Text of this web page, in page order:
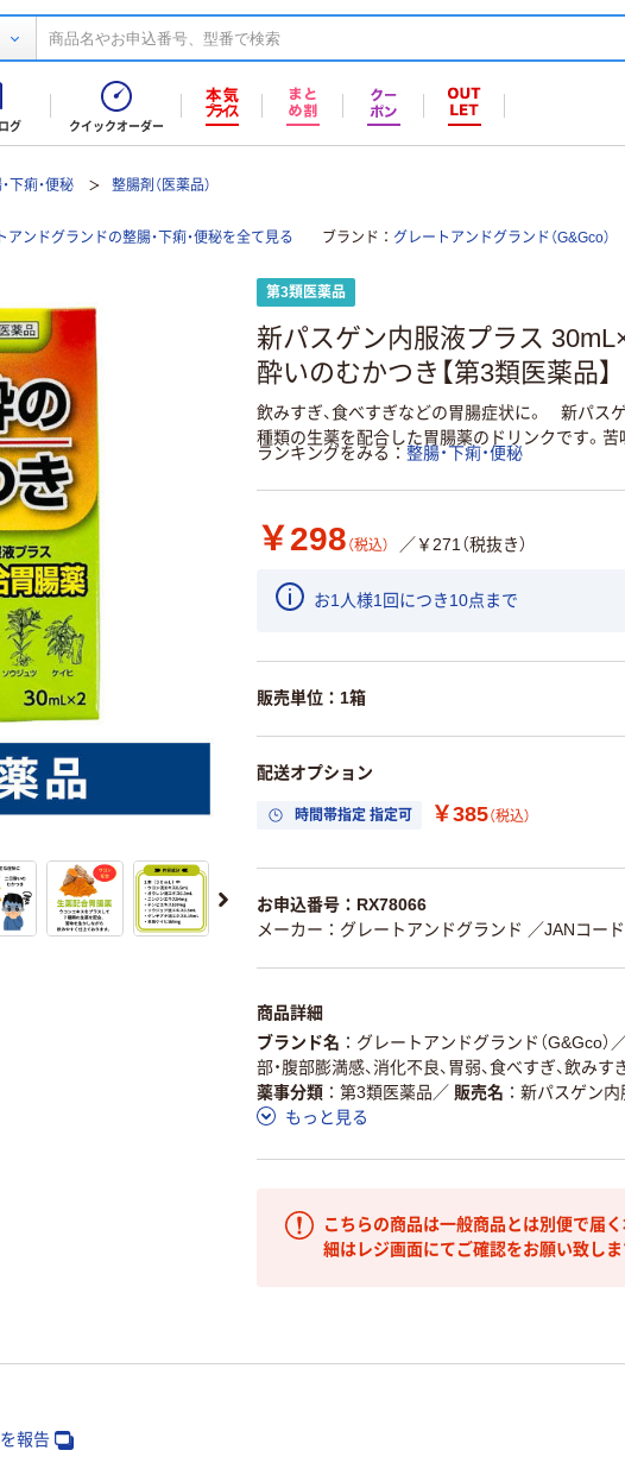
グ クイックオーダー
下痢・便秘 整腸剤（医薬品）
アンドグランドの整腸・下痢・便秘を全て見る ブランド グレートアンドグランド（G&Gco）
第3類医薬品
新パスゲン内服液プラス
酔いのむかつき【第3類医薬品】
飲みすぎ、食べすぎなどの胃腸症状に。 新パス
種類の生薬を配合した胃腸薬のドリンクです。
ランキングをみる
整腸・下痢・便秘
￥298 （税込） ／￥271（税抜き）
お1人様1回につき10点まで
販売単位：1箱
配送オプション
時間帯指定 指定可 ￥385（税込）
お申込番号：RX78066
メーカー：グレートアンドグランド ／JANコー
商品詳細
ブランド名 グレートアンドグランド（G&Gco）
部・腹部膨満感、消化不良、胃弱、食べすぎ、飲みす
薬事分類
第3類医薬品 ／ 販売名
新パスゲン内
もっと見る
こちらの商品は一般商品とは別便で届
細はレジ画面にてご確認をお願い致しま
報告